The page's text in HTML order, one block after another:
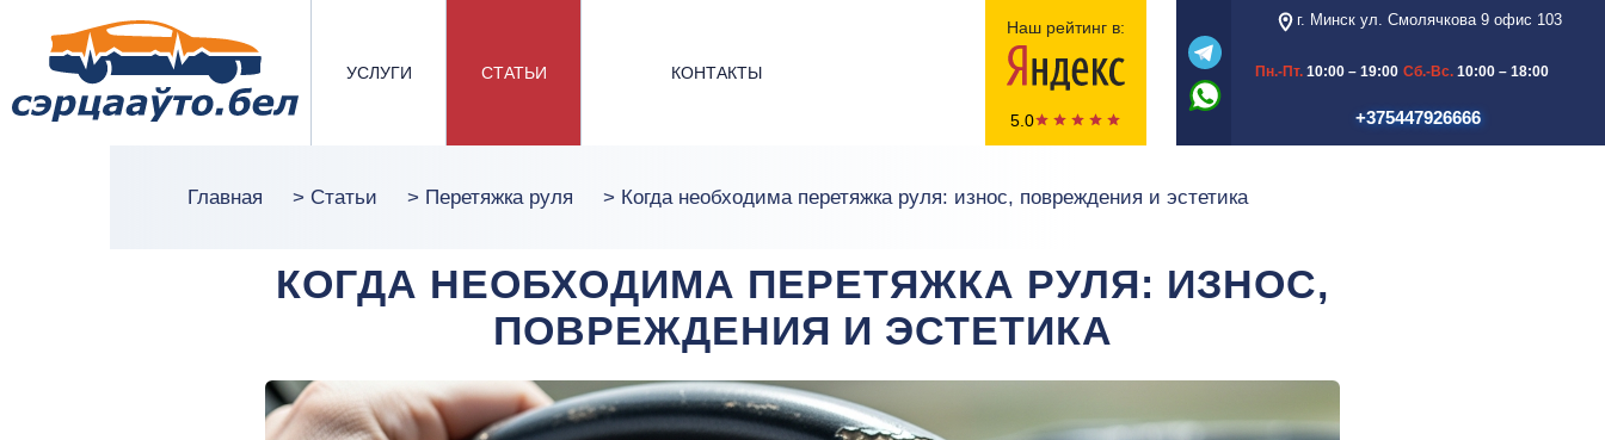
УСЛУГИ СТАТЬИ КОНТАКТЫ
Наш рейтинг в:
5.0
г. Минск ул. Смолячкова 9 офис 103
Пн.-Пт.10:00 – 19:00 Сб.-Вс.10:00 – 18:00
+375447926666
Главная > Статьи > Перетяжка руля > Когда необходима перетяжка руля: износ, повреждения и эстетика
КОГДА НЕОБХОДИМА ПЕРЕТЯЖКА РУЛЯ: ИЗНОС,
ПОВРЕЖДЕНИЯ И ЭСТЕТИКА